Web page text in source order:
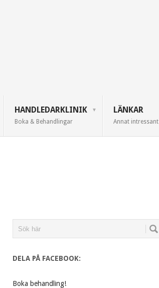
HANDLEDARKLINIK
Boka & Behandlingar
LÄNKAR
Annat intressant
DELA PÅ FACEBOOK:
Boka behandling!